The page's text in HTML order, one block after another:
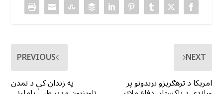
PREVIOUS
په زندان کې د تمدن
NEXT
امریکا د ترهګریزو بریدونو پر